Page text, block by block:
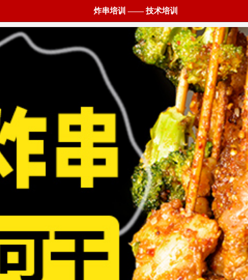
炸串培训 —— 技术培训